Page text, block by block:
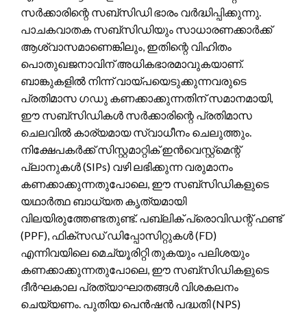
സർക്കാരിന്റെ സബ്സിഡി ഭാരം വർദ്ധിപ്പിക്കുന്നു.
പാചകവാതക സബ്സിഡിയും സാധാരണക്കാർക്ക്
ആശ്വാസമാണെങ്കിലും, ഇതിന്റെ വിഹിതം
പൊതുഖജനാവിന് അധികഭാരമാവുകയാണ്.
ബാങ്കുകളിൽ നിന്ന് വായ്പയെടുക്കുന്നവരുടെ
പ്രതിമാസ ഗഡു കണക്കാക്കുന്നതിന് സമാനമായി,
ഈ സബ്സിഡികൾ സർക്കാരിന്റെ പ്രതിമാസ
ചെലവിൽ കാര്യമായ സ്വാധീനം ചെലുത്തും.
നിക്ഷേപകർക്ക് സിസ്റ്റമാറ്റിക് ഇൻവെസ്റ്റ്‌മെന്റ്
പ്ലാനുകൾ (SIPs) വഴി ലഭിക്കുന്ന വരുമാനം
കണക്കാക്കുന്നതുപോലെ, ഈ സബ്സിഡികളുടെ
യഥാർത്ഥ ബാധ്യത കൃത്യമായി
വിലയിരുത്തേണ്ടതുണ്ട്. പബ്ലിക് പ്രൊവിഡന്റ് ഫണ്ട്
(PPF), ഫിക്സഡ് ഡിപ്പോസിറ്റുകൾ (FD)
എന്നിവയിലെ മെച്യൂരിറ്റി തുകയും പലിശയും
കണക്കാക്കുന്നതുപോലെ, ഈ സബ്സിഡികളുടെ
ദീർഘകാല പ്രത്യാഘാതങ്ങൾ വിശകലനം
ചെയ്യണം. പുതിയ പെൻഷൻ പദ്ധതി (NPS)